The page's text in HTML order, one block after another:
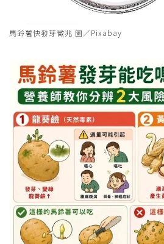
馬鈴薯快發芽徵兆 圖／Pixabay